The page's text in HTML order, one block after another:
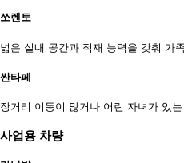
쏘렌토
넓은 실내 공간과 적재 능력을 갖춰 가
싼타페
장거리 이동이 많거나 어린 자녀가 있
사업용 차량